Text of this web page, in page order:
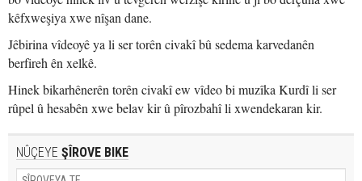
kêfxweşiya xwe nîşan dane.
Jêbirina vîdeoyê ya li ser torên civakî bû sedema karvedanên
berfireh ên xelkê.
Hinek bikarhênerên torên civakî ew vîdeo bi muzîka Kurdî li ser
rûpel û hesabên xwe belav kir û pîrozbahî li xwendekaran kir.
NÛÇEYE ŞÎROVE BIKE